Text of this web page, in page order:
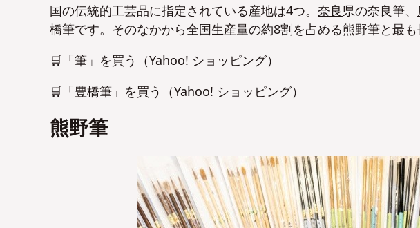
国の伝統的工芸品に指定されている産地は4つ。 奈良県の奈良筆、
橋筆です。そのなかから全国生産量の約8割を占める熊野筆と最
🛒「筆」を買う（Yahoo! ショッピング）
🛒「豊橋筆」を買う（Yahoo! ショッピング）
熊野筆